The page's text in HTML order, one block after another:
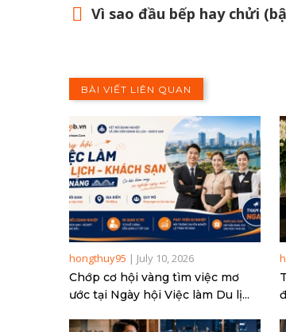
Vì sao đầu bếp hay chửi
BÀI VIẾT LIÊN QUAN
hongthuy95 | July 10, 2026
Chớp cơ hội vàng tìm việc mơ
ước tại Ngày hội Việc làm Du lị...